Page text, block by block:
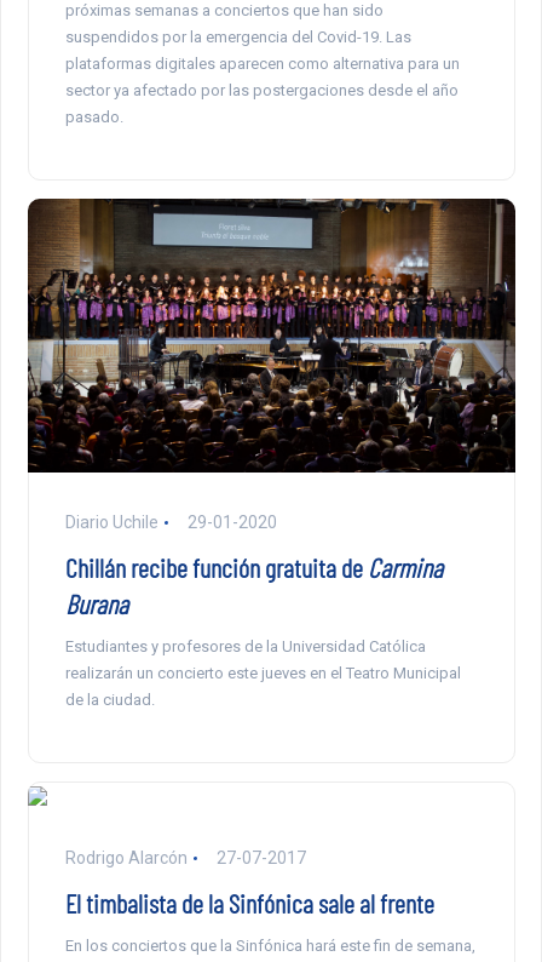
próximas semanas a conciertos que han sido
suspendidos por la emergencia del Covid-19. Las
plataformas digitales aparecen como alternativa para un
sector ya afectado por las postergaciones desde el año
pasado.
Diario Uchile 29-01-2020
Chillán recibe función gratuita de Carmina
Burana
Estudiantes y profesores de la Universidad Católica
realizarán un concierto este jueves en el Teatro Municipal
de la ciudad.
Rodrigo Alarcón 27-07-2017
El timbalista de la Sinfónica sale al frente
En los conciertos que la Sinfónica hará este fin de semana,